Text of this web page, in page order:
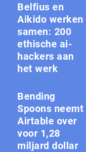
Belfius en
Aikido werken
samen: 200
ethische ai-
hackers aan
het werk
Bending
Spoons neemt
Airtable over
voor 1,28
miljard dollar